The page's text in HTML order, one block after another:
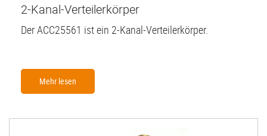
2-Kanal-Verteilerkörper
Der ACC25561 ist ein 2-Kanal-Verteilerkörper.
Mehr lesen